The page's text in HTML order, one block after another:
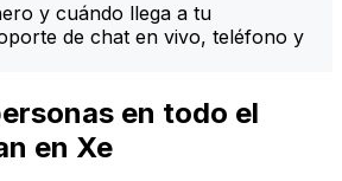
y cuándo llega a tu
de chat en vivo, teléfono y
en todo el
en Xe